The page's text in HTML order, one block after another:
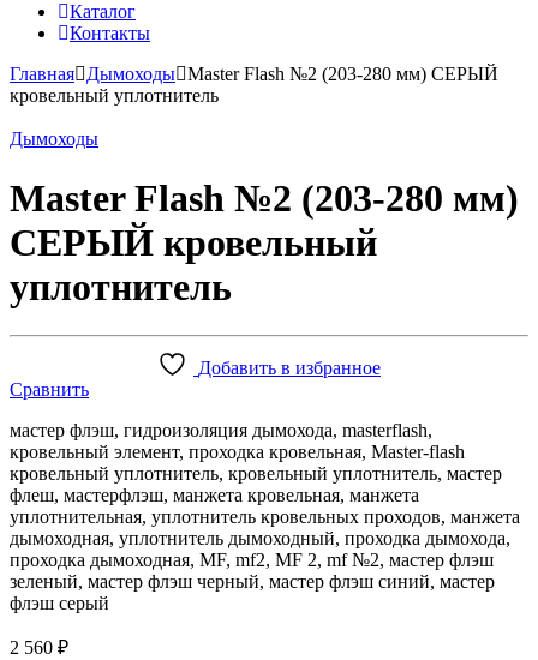
Каталог
Контакты
Главная
Дымоходы Master Flash №2 (203-280 мм) СЕРЫЙ
кровельный уплотнитель
Дымоходы
Master Flash №2 (203-280 мм)
СЕРЫЙ кровельный
уплотнитель
Добавить в избранное
Сравнить
мастер флэш, гидроизоляция дымохода, masterflash,
кровельный элемент, проходка кровельная, Master-flash
кровельный уплотнитель, кровельный уплотнитель, мастер
флеш, мастерфлэш, манжета кровельная, манжета
уплотнительная, уплотнитель кровельных проходов, манжета
дымоходная, уплотнитель дымоходный, проходка дымохода,
проходка дымоходная, MF, mf2, MF 2, mf №2, мастер флэш
зеленый, мастер флэш черный, мастер флэш синий, мастер
флэш серый
2 560 ₽